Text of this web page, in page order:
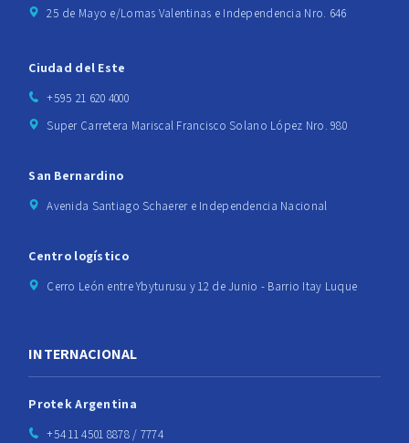
25 de Mayo e/Lomas Valentinas e Independencia Nro. 646
Ciudad del Este
+595 21 620 4000
Super Carretera Mariscal Francisco Solano López Nro. 980
San Bernardino
Avenida Santiago Schaerer e Independencia Nacional
Centro logístico
Cerro León entre Ybyturusu y 12 de Junio - Barrio Itay Luque
INTERNACIONAL
Protek Argentina
+54 11 4501 8878 / 7774